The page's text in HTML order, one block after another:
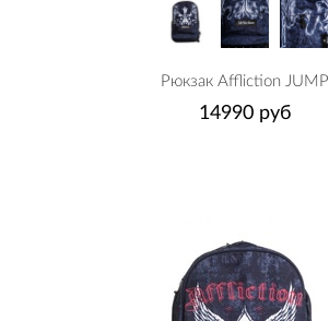
Рюкзак Affliction JUMP
14990 руб